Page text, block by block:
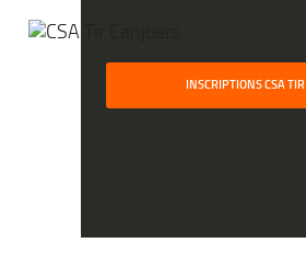
INSCRIPTIONS CSA TIR
GALLERY